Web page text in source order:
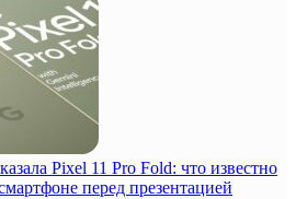
Pixel 11 Pro Fold: что известно
перед презентацией